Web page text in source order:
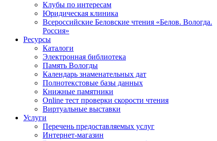
Клубы по интересам
Юридическая клиника
Всероссийские Беловские чтения «Белов. Вологда.
Россия»
Ресурсы
Каталоги
Электронная библиотека
Память Вологды
Календарь знаменательных дат
Полнотекстовые базы данных
Книжные памятники
Online тест проверки скорости чтения
Виртуальные выставки
Услуги
Перечень предоставляемых услуг
Интернет-магазин